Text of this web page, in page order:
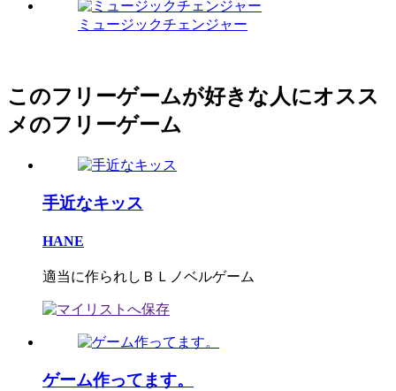
ミュージックチェンジャー
このフリーゲームが好きな人にオスス
メのフリーゲーム
手近なキッス
HANE
適当に作られしＢＬノベルゲーム
ゲーム作ってます。